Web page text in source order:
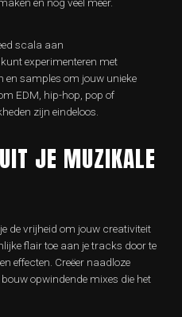
scala aan
experimenteren met
en samples om jouw unieke
EDM, hip-hop, pop of
zijn eindeloos.
JE MUZIKALE
de vrijheid om jouw creativiteit
flair toe aan je tracks door te
effecten. Creëer naadloze
opwindende mixes die het